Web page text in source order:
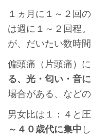
１ヵ月に１～２回
は週に１～２回程
が、だいたい数時
偏頭痛（片頭痛）
る、光・匂い・音
場合がある、など
男女比は１：４と
～４０歳代に集中